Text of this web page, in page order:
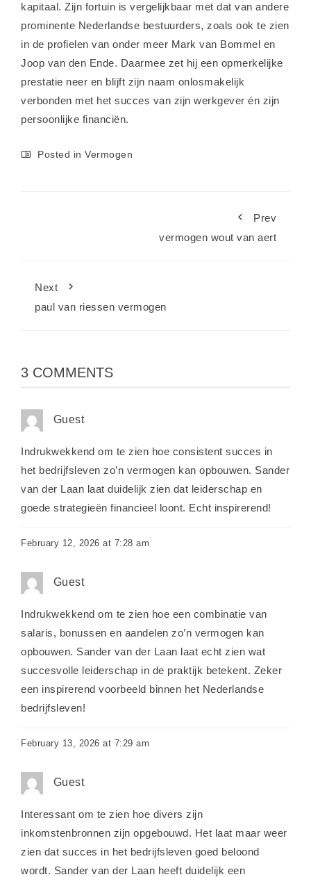
kapitaal. Zijn fortuin is vergelijkbaar met dat van andere
prominente Nederlandse bestuurders, zoals ook te zien
in de profielen van onder meer Mark van Bommel en
Joop van den Ende. Daarmee zet hij een opmerkelijke
prestatie neer en blijft zijn naam onlosmakelijk
verbonden met het succes van zijn werkgever én zijn
persoonlijke financiën.
Posted in Vermogen
Prev
vermogen wout van aert
Next
paul van riessen vermogen
3 COMMENTS
Guest
Indrukwekkend om te zien hoe consistent succes in
het bedrijfsleven zo’n vermogen kan opbouwen. Sander
van der Laan laat duidelijk zien dat leiderschap en
goede strategieën financieel loont. Echt inspirerend!
February 12, 2026 at 7:28 am
Guest
Indrukwekkend om te zien hoe een combinatie van
salaris, bonussen en aandelen zo’n vermogen kan
opbouwen. Sander van der Laan laat echt zien wat
succesvolle leiderschap in de praktijk betekent. Zeker
een inspirerend voorbeeld binnen het Nederlandse
bedrijfsleven!
February 13, 2026 at 7:29 am
Guest
Interessant om te zien hoe divers zijn
inkomstenbronnen zijn opgebouwd. Het laat maar weer
zien dat succes in het bedrijfsleven goed beloond
wordt. Sander van der Laan heeft duidelijk een